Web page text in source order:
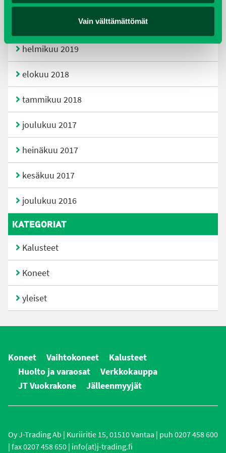
Vain välttämättömät
helmikuu 2019
elokuu 2018
tammikuu 2018
joulukuu 2017
heinäkuu 2017
kesäkuu 2017
joulukuu 2016
KATEGORIAT
Kalusteet
Koneet
yleiset
Koneet Vaihtokoneet
Kalusteet
Huolto ja varaosat
Verkkokauppa
JT Vuokrakone
Jälleenmyyjät
Oy J-Trading Ab | Kuriiritie 15, 01510 Vantaa | puh 0207 458 600
| fax 0207 458 650 | info(at)j-trading.fi